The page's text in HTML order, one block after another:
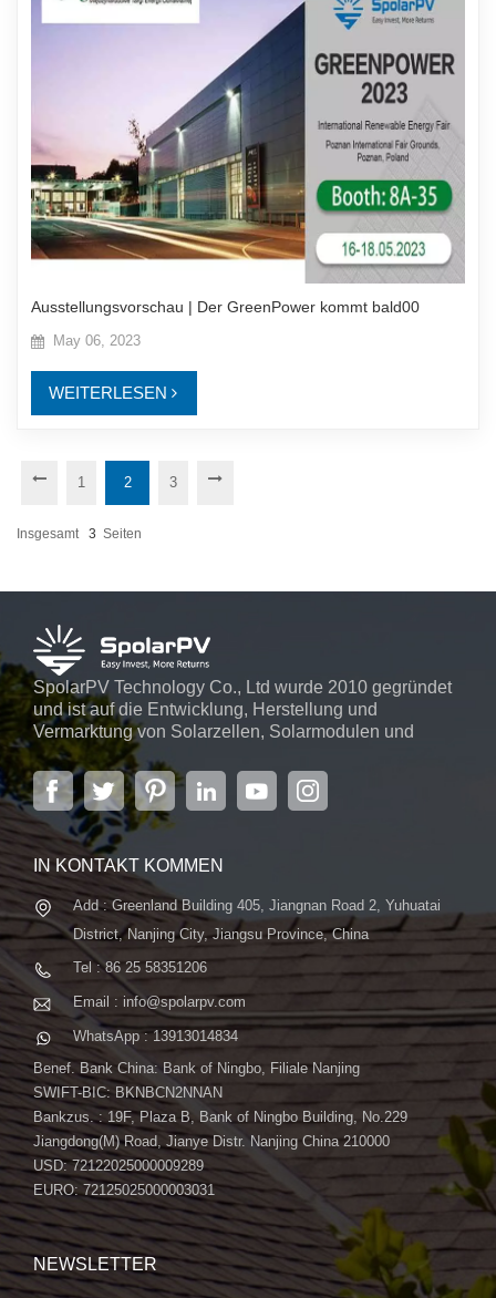
Ausstellungsvorschau | Der GreenPower kommt bald00
May 06, 2023
WEITERLESEN
1 2 3
Insgesamt 3 Seiten
SpolarPV Technology Co., Ltd wurde 2010 gegründet
und ist auf die Entwicklung, Herstellung und
Vermarktung von Solarzellen, Solarmodulen und
Solarstromsystemen spezialisiert. Das Unternehmen
mit Sitz in der Hauptstadt der Provinz Jiangsu,
Nanjing, erstreckt sich über 6.000 m² und verfügt über
fortschrittliche automatische ...
IN KONTAKT KOMMEN
Add : Greenland Building 405, Jiangnan Road 2, Yuhuatai
District, Nanjing City, Jiangsu Province, China
Tel : 86 25 58351206
Email : info@spolarpv.com
WhatsApp : 13913014834
Benef. Bank China: Bank of Ningbo, Filiale Nanjing
SWIFT-BIC: BKNBCN2NNAN
Bankzus. : 19F, Plaza B, Bank of Ningbo Building, No.229
Jiangdong(M) Road, Jianye Distr. Nanjing China 210000
USD: 72122025000009289
EURO: 72125025000003031
NEWSLETTER